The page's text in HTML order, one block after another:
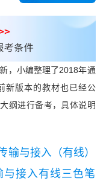
，小编整理了2018年通
新版本的教材也已经公
纲进行备考，具体说明
输与接入（有线）
与接入有线三色笔